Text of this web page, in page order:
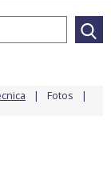
Fotos